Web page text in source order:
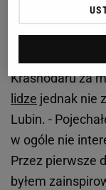
Ilja Zygulow w
Zagłębia Lubin.
Krasnodaru za
lidze jednak nie
Lubin. -
w ogóle nie
Przez pierwsze
byłem